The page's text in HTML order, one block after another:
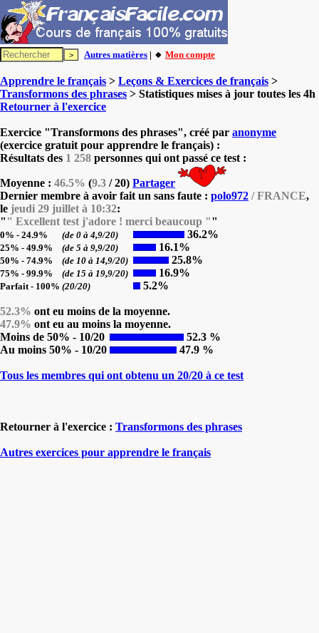
Autres matières | 🔸 Mon compte
Apprendre le français > Leçons & Exercices de français >
Transformons des phrases > Statistiques mises à jour toutes les 4h
Retourner à l'exercice
Exercice "Transformons des phrases", créé par anonyme
(exercice gratuit pour apprendre le français) :
Résultats des 1 258 personnes qui ont passé ce test :
Moyenne : 46.5% (9.3 / 20) Partager
Dernier membre à avoir fait un sans faute : polo972 / FRANCE,
le jeudi 29 juillet à 10:32:
" " Excellent test j'adore ! merci beaucoup ""
0% - 24.9% (de 0 à 4,9/20) 36.2%
25% - 49.9% (de 5 à 9,9/20) 16.1%
50% - 74.9% (de 10 à 14,9/20) 25.8%
75% - 99.9% (de 15 à 19,9/20) 16.9%
Parfait - 100% (20/20) 5.2%
52.3% ont eu moins de la moyenne.
47.9% ont eu au moins la moyenne.
Moins de 50% - 10/20
52.3 %
Au moins 50% - 10/20
47.9 %
Tous les membres qui ont obtenu un 20/20 à ce test
Retourner à l'exercice : Transformons des phrases
Autres exercices pour apprendre le français